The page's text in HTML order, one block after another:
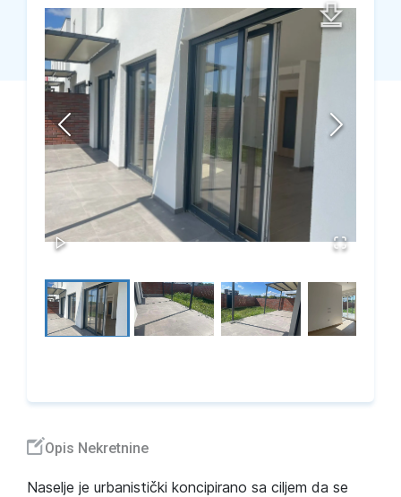
Opis Nekretnine
Naselje je urbanistički koncipirano sa ciljem da se